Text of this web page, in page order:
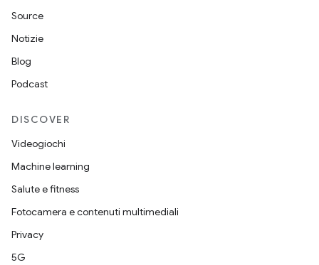
Source
Notizie
Blog
Podcast
DISCOVER
Videogiochi
Machine learning
Salute e fitness
Fotocamera e contenuti multimediali
Privacy
5G